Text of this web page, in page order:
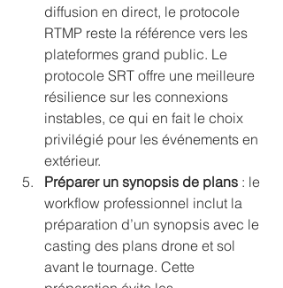
diffusion en direct, le protocole
RTMP reste la référence vers les
plateformes grand public. Le
protocole SRT offre une meilleure
résilience sur les connexions
instables, ce qui en fait le choix
privilégié pour les événements en
extérieur.
Préparer un synopsis de plans : le
workflow professionnel inclut la
préparation d’un synopsis avec le
casting des plans drone et sol
avant le tournage. Cette